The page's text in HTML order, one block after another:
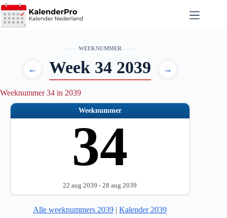
Ga
naar
de
WEEKNUMMER
← Week 34 2039 →
Weeknummer 34 in 2039
Weeknummer
34
22 aug 2039 - 28 aug 2039
Alle weeknummers 2039 |Kalender 2039